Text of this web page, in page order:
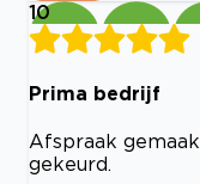
10
Prima bedrijf
Afspraak
gekeurd.